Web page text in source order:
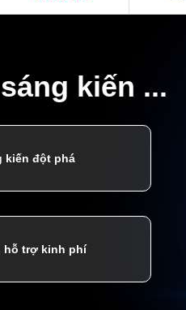
kiến ...
kiến đột phá
hỗ trợ kinh phí